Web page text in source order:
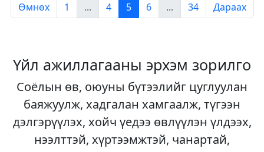
Өмнөх 1 ... 4 5 6 ... 34 Дараах
Үйл ажиллагааны эрхэм зорилго
Соёлын өв, оюуны бүтээлийг цуглуулан
баяжуулж, хадгалан хамгаалж, түгээн
дэлгэрүүлэх, хойч үедээ өвлүүлэн үлдээх,
нээлттэй, хүртээмжтэй, чанартай,